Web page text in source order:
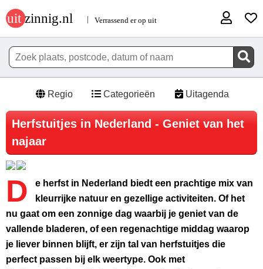
Regio Categorieën Uitagenda
Herfstuitjes in Nederland - Geniet van het
najaar
D
e herfst in Nederland biedt een prachtige mix van
kleurrijke natuur en gezellige activiteiten. Of het
nu gaat om een zonnige dag waarbij je geniet van de
vallende bladeren, of een regenachtige middag waarop
je liever binnen blijft, er zijn tal van herfstuitjes die
perfect passen bij elk weertype. Ook met